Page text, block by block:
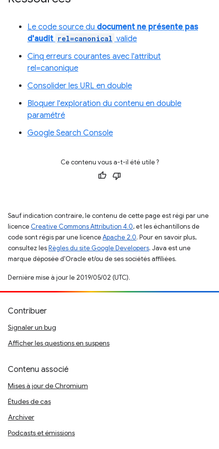
Le code source du document ne présente pas
d'audit rel=canonical valide
Cinq erreurs courantes avec l'attribut
rel=canonique
Consolider les URL en double
Bloquer l'exploration du contenu en double
paramétré
Google Search Console
Ce contenu vous a-t-il été utile ?
Sauf indication contraire, le contenu de cette page est régi par une
licence Creative Commons Attribution 4.0, et les échantillons de
code sont régis par une licenceApache 2.0. Pour en savoir plus,
consultez lesRègles du site Google Developers. Java est une
marque déposée d'Oracle et/ou de ses sociétés affiliées.
Dernière mise à jour le 2019/05/02 (UTC).
Contribuer
Signaler un bug
Afficher les questions en suspens
Contenu associé
Mises à jour de Chromium
Études de cas
Archiver
Podcasts et émissions